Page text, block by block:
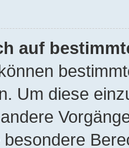
auf
Um diese